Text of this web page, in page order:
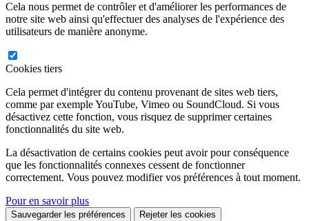
Cela nous permet de contrôler et d'améliorer les performances de
notre site web ainsi qu'effectuer des analyses de l'expérience des
utilisateurs de manière anonyme.
Cookies tiers
Cela permet d'intégrer du contenu provenant de sites web tiers,
comme par exemple YouTube, Vimeo ou SoundCloud. Si vous
désactivez cette fonction, vous risquez de supprimer certaines
fonctionnalités du site web.
La désactivation de certains cookies peut avoir pour conséquence
que les fonctionnalités connexes cessent de fonctionner
correctement. Vous pouvez modifier vos préférences à tout moment.
Pour en savoir plus
Sauvegarder les préférences Rejeter les cookies